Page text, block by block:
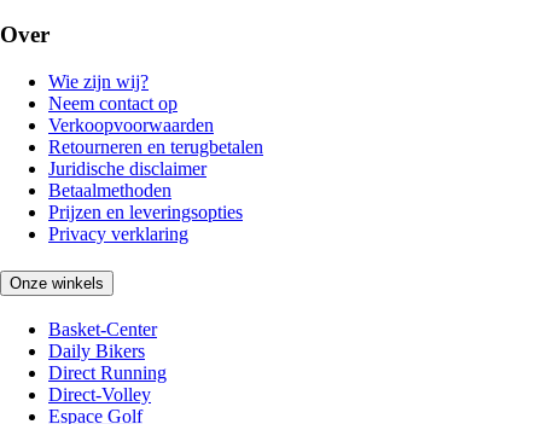
Over
Wie zijn wij?
Neem contact op
Verkoopvoorwaarden
Retourneren en terugbetalen
Juridische disclaimer
Betaalmethoden
Prijzen en leveringsopties
Privacy verklaring
Onze winkels
Basket-Center
Daily Bikers
Direct Running
Direct-Volley
Espace Golf